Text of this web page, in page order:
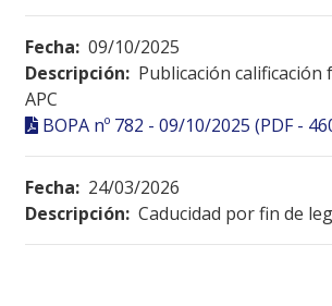
Fecha: 09/10/2025
Descripción: Publicación calificación
APC
BOPA nº 782 - 09/10/2025 (PDF -
Fecha: 24/03/2026
Descripción: Caducidad por fin de